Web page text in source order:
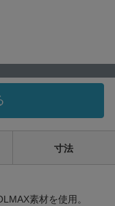
寸法
素材を使用。